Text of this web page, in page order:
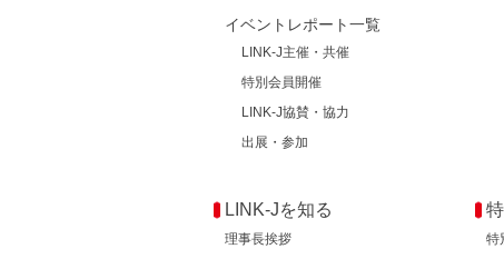
イベントレポート一覧
LINK-J主催・共催
特別会員開催
LINK-J協賛・協力
出展・参加
LINK-Jを知る
理事長挨拶 特